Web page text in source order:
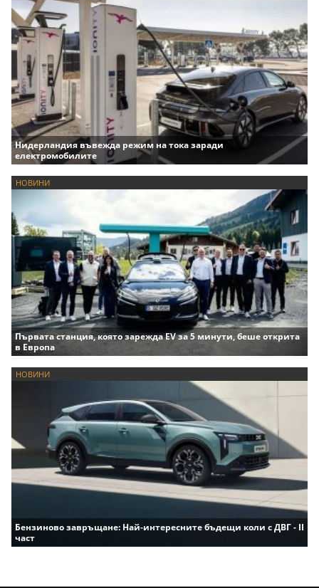
Нидерландия въвежда режим на тока заради
електромобилите
НОВИНИ
Първата станция, която зарежда EV за 5 минути, беше открита
в Европа
НОВИНИ
Бензиново завръщане: Най-интересните бъдещи коли с ДВГ - II
част